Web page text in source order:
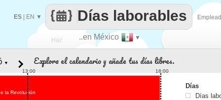
Haz ..en México ▼
Días laborables
ES EN ▼
▼ Explora el calendario y añade tus días libres.
13:00 18:00
la Revolución
Días
Días